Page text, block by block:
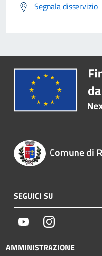
Segnala disservizio
Comune di
SEGUICI SU
YoutubeInstagram
AMMINISTRAZIONE